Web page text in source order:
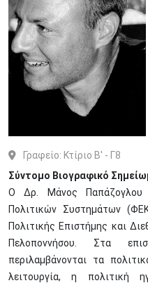
Γραφείο: Κτίριο Β' - Γ8
Σύντομο Βιογραφικό
Ο Δρ. Μάνος Παπάζογλου
Πολιτικών Συστημάτων
Πολιτικής Επιστήμης και
Πελοποννήσου. Στα
περιλαμβάνονται τα
λειτουργία, η πολιτική